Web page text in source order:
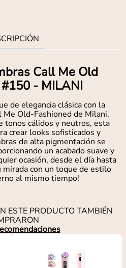
Call Me Old
- MILANI
de elegancia clásica con la
Me Old-Fashioned de Milani.
tonos cálidos y neutros, esta
crear looks sofisticados y
de alta pigmentación se
un acabado suave y
ocasión, desde el día hasta
mirada con un toque de estilo
al mismo tiempo!
ESTE PRODUCTO TAMBIÉN